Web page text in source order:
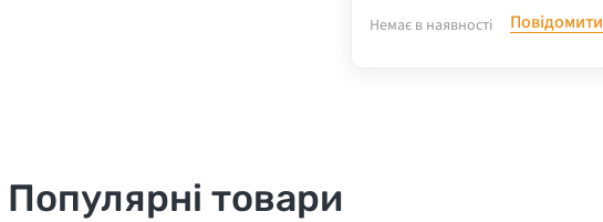
Немає в наявності Повідомити
Популярні товари